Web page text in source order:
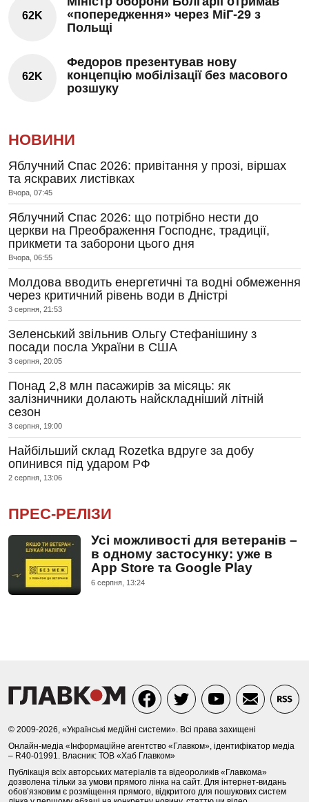
62K
«попередження» через МіГ-29 з
Польщі
62K
Федоров презентував нову
концепцію мобілізації без масового
розшуку
НОВИНИ
Яблучний Спас 2026: привітання у прозі, віршах
та яскравих листівках
Вчора, 07:45
Яблучний Спас 2026: що потрібно нести до
церкви на Преображення Господнє, традиції,
прикмети та заборони цього дня
Вчора, 06:55
Молдова вводить енергетичні та водні обмеження
через критичний рівень води в Дністрі
3 серпня, 21:53
Зеленський звільнив Ольгу Стефанішину з
посади посла України в США
3 серпня, 20:05
Понад 2,8 млн пасажирів за місяць: як
залізничники долають найскладніший літній
сезон
3 серпня, 19:00
Найбільший склад Rozetka вдруге за добу
опинився під ударом РФ
2 серпня, 13:06
ПРЕС-РЕЛІЗИ
Усі можливості для ветеранів –
в одному застосунку: уже в
App Store та Google Play
6 серпня, 13:24
© 2009-2026, «Українські медійні системи». Всі права захищені
Онлайн-медіа «Інформаційне агентство «Главком», ідентифікатор медіа
– R40-01991. Власник: ТОВ «Хаб Главком»
Публікація всіх авторських матеріалів та відеороликів «Главкома»
дозволена тільки за умови прямого лінка на сайт. Для інтернет-видань
обов’язковим є розміщення прямого, відкритого для пошукових систем